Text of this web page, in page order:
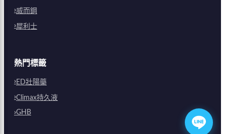
威而鋼
犀利士
熱門標籤
ED壯陽藥
Climax持久液
GHB